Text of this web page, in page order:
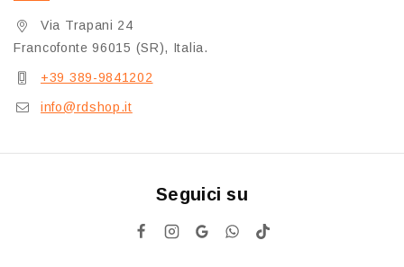
Via Trapani 24
Francofonte 96015 (SR), Italia.
+39 389-9841202
info@rdshop.it
Seguici su